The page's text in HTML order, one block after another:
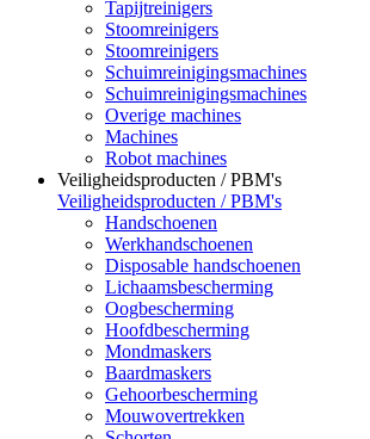
Tapijtreinigers
Stoomreinigers
Stoomreinigers
Schuimreinigingsmachines
Schuimreinigingsmachines
Overige machines
Machines
Robot machines
Veiligheidsproducten / PBM's
Veiligheidsproducten / PBM's
Handschoenen
Werkhandschoenen
Disposable handschoenen
Lichaamsbescherming
Oogbescherming
Hoofdbescherming
Mondmaskers
Baardmaskers
Gehoorbescherming
Mouwovertrekken